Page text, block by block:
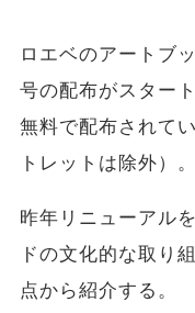
ロエベのアートブ
号の配布がスター
無料で配布されて
トレットは除外）。
昨年リニューアル
ドの文化的な取り
点から紹介する。